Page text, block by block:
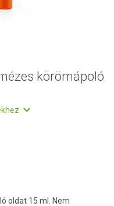
körömápoló
oldat 15 ml. Nem